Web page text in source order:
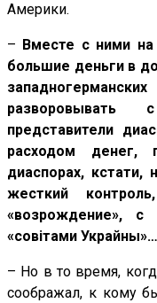
Америки.
– Вместе с ними
большие деньги в
представители
расходом денег,
диаспорах, кстати,
жесткий
«возрождение», с
«совітами Украйны»…
– Но в то время,
соображал, к кому